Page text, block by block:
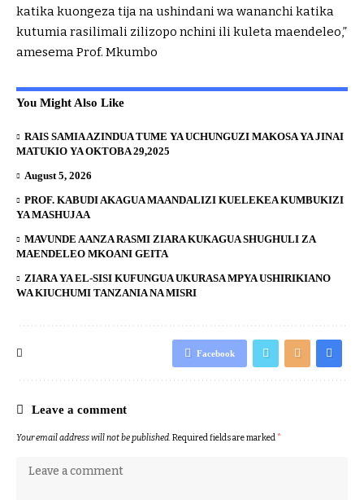
katika kuongeza tija na ushindani wa wananchi katika
kutumia rasilimali zilizopo nchini ili kuleta maendeleo,”
amesema Prof. Mkumbo
You Might Also Like
RAIS SAMIA AZINDUA TUME YA UCHUNGUZI MAKOSA YA JINAI
MATUKIO YA OKTOBA 29,2025
August 5, 2026
PROF. KABUDI AKAGUA MAANDALIZI KUELEKEA KUMBUKIZI
YA MASHUJAA
MAVUNDE AANZA RASMI ZIARA KUKAGUA SHUGHULI ZA
MAENDELEO MKOANI GEITA
ZIARA YA EL-SISI KUFUNGUA UKURASA MPYA USHIRIKIANO
WA KIUCHUMI TANZANIA NA MISRI
Facebook
Leave a comment
Your email address will not be published.Required fields are marked*